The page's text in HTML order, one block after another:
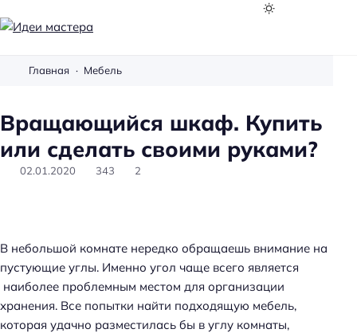
м
с
Главная Мебель
Вращающийся шкаф. Купить
или сделать своими руками?
02.01.2020 343 2
В небольшой комнате нередко обращаешь внимание на
пустующие углы. Именно угол чаще всего является
наиболее проблемным местом для организации
хранения. Все попытки найти подходящую мебель,
которая удачно разместилась бы в углу комнаты,